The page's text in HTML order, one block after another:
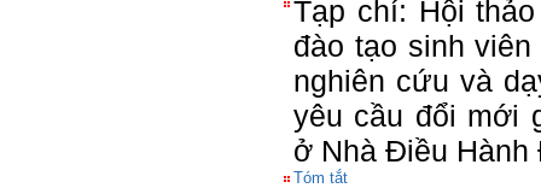
Tạp chí: Hội
đào tạo sinh
nghiên cứu và
yêu cầu đổi mới
ở Nhà Điều Hành
Tóm tắt